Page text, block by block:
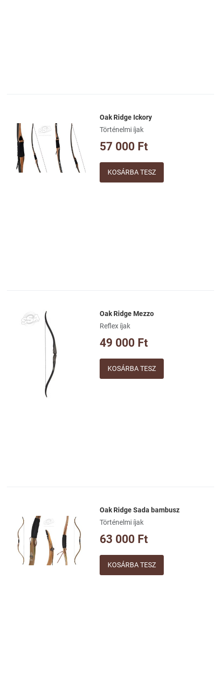
Kívánságlistához adom
Összehasonlításhoz adom
Gyorsnézet
Oak Ridge Ickory
Történelmi íjak
57 000 Ft
Mennyiség
Kívánságlistához adom
Összehasonlításhoz adom
Gyorsnézet
Oak Ridge Mezzo
Reflex íjak
49 000 Ft
Mennyiség
Kívánságlistához adom
Összehasonlításhoz adom
Gyorsnézet
Oak Ridge Sada bambusz
Történelmi íjak
63 000 Ft
Mennyiség